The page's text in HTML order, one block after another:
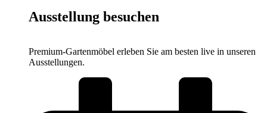
Ausstellung besuchen
Premium-Gartenmöbel erleben Sie am besten live in unseren
Ausstellungen.